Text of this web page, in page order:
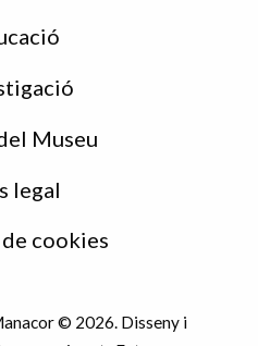
Museu
legal
cookies
© 2026. Disseny i